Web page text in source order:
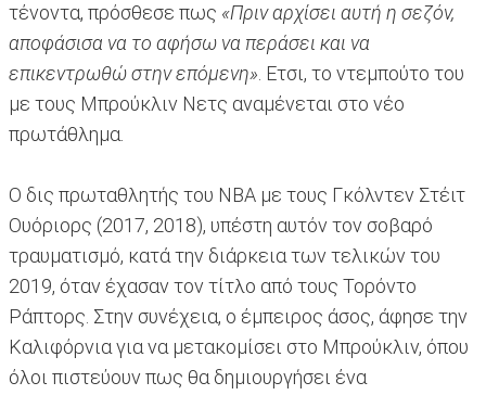
τένοντα, πρόσθεσε πως «Πριν αρχίσει αυτή η σεζόν,
αποφάσισα να το αφήσω να περάσει και να
επικεντρωθώ στην επόμενη». Ετσι, το ντεμπούτο του
με τους Μπρούκλιν Νετς αναμένεται στο νέο
πρωτάθλημα.
Ο δις πρωταθλητής του ΝΒΑ με τους Γκόλντεν Στέιτ
Ουόριορς (2017, 2018), υπέστη αυτόν τον σοβαρό
τραυματισμό, κατά την διάρκεια των τελικών του
2019, όταν έχασαν τον τίτλο από τους Τορόντο
Ράπτορς. Στην συνέχεια, ο έμπειρος άσος, άφησε την
Καλιφόρνια για να μετακομίσει στο Μπρούκλιν, όπου
όλοι πιστεύουν πως θα δημιουργήσει ένα